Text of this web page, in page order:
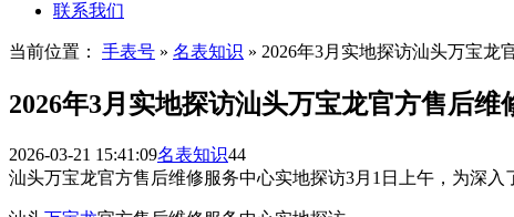
联系我们
当前位置： 手表号 » 名表知识 » 2026年3月实地探访汕头万宝龙
2026年3月实地探访汕头万宝龙官方售后维
2026-03-21 15:41:09名表知识44
汕头万宝龙官方售后维修服务中心实地探访3月1日上午，为深